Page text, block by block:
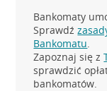
Bankomaty
Sprawdź
Bankomatu.
Zapoznaj się z
sprawdzić
bankomatów.